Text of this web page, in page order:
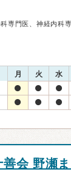
専門医、神経内科
月 火 水
善会 野瀬